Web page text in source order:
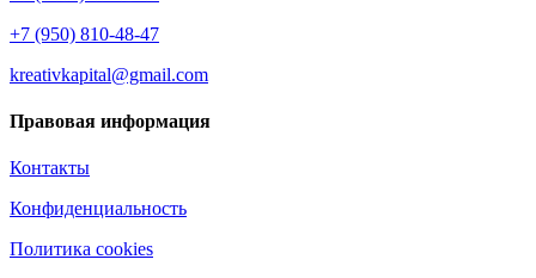
+7 (950) 810-48-47
kreativkapital@gmail.com
Правовая информация
Контакты
Конфиденциальность
Политика cookies